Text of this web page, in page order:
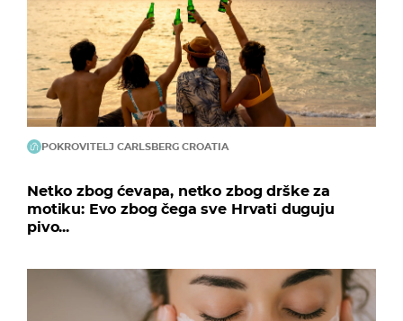
POKROVITELJ CARLSBERG CROATIA
Netko zbog ćevapa, netko zbog drške za
motiku: Evo zbog čega sve Hrvati duguju
pivo...